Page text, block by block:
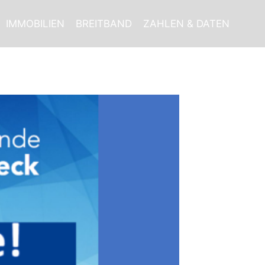
IMMOBILIEN BREITBAND ZAHLEN & DATEN